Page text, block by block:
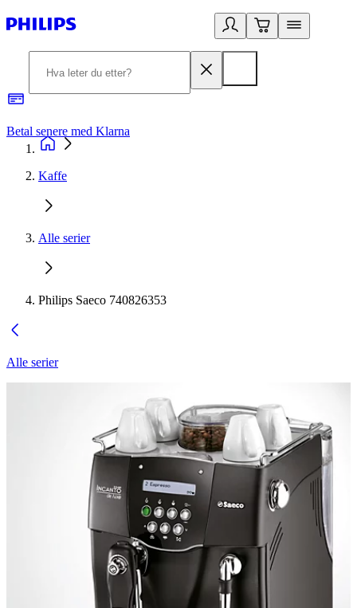
Betal senere med Klarna
Kaffe
Alle serier
Philips Saeco 740826353
Alle serier